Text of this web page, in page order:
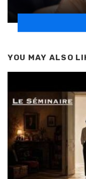
YOU MAY ALSO